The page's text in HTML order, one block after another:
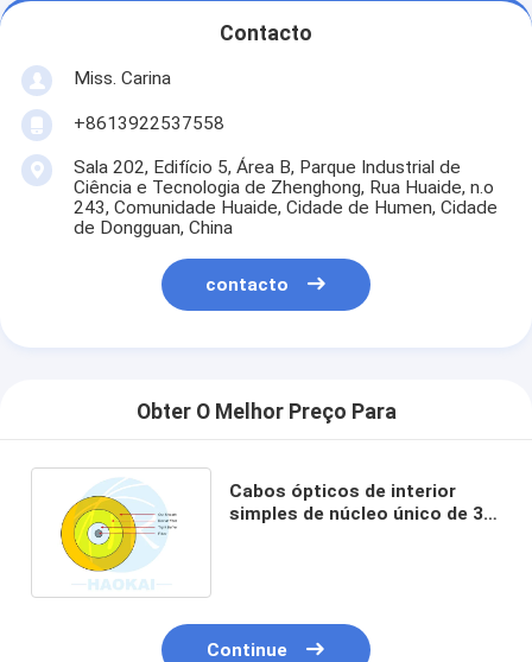
Contacto
Miss. Carina
+8613922537558
Sala 202, Edifício 5, Área B, Parque Industrial de
Ciência e Tecnologia de Zhenghong, Rua Huaide, n.o
243, Comunidade Huaide, Cidade de Humen, Cidade
de Dongguan, China
contacto
Obter O Melhor Preço Para
Cabos ópticos de interior
simples de núcleo único de 3
Continue